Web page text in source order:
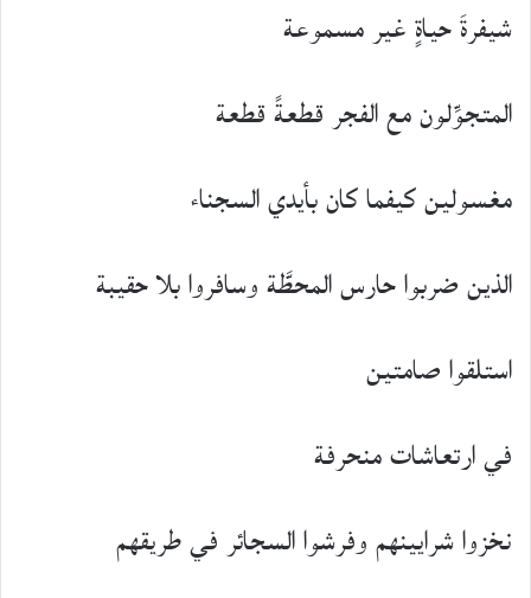
شيفرةَ حياةٍ غير مسموعة
المتجوِّلون مع الفجر قطعةً قطعة
مغسولين كيفما كان بأيدي السجناء
الذين ضربوا حارس المحطَّة وسافروا بلا حقيبة
استلقوا صامتين
في ارتعاشات منحرفة
نخزوا شرايينهم وفرشوا السجائر في طريقهم